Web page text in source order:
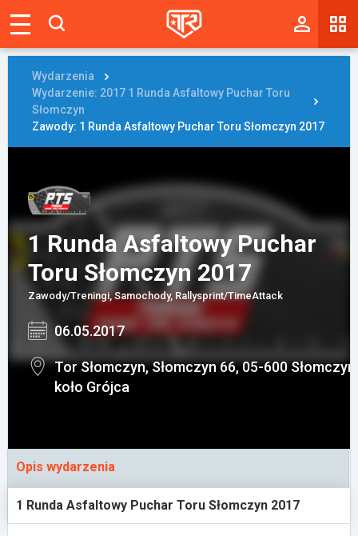
Tablica
Wyniki
Blogi
Galerie
Wydarzenia
Giełda
Ranking
Załóż konto
Wydarzenia
Wydarzenie: 2017 1 Runda Asfaltowy Puchar Toru
Słomczyn
Zawody: 1 Runda Asfaltowy Puchar Toru Słomczyn 2017
1 Runda Asfaltowy Puchar
Toru Słomczyn 2017
Zawody/Treningi, Samochody, Rallysprint/TimeAttack
06.05.2017
Tor Słomczyn, Słomczyn 66, 05-600 Słomczyn
koło Grójca
Opis wydarzenia
1 Runda Asfaltowy Puchar Toru Słomczyn 2017